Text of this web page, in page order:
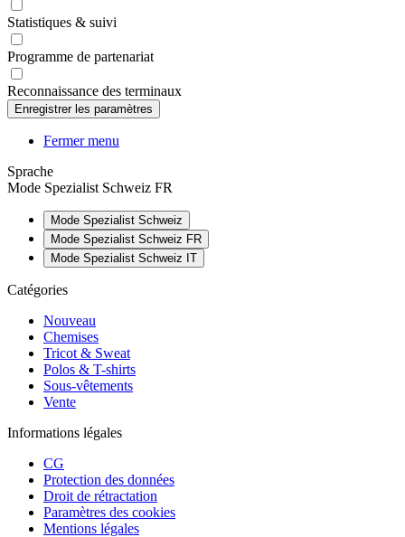
Statistiques & suivi
Programme de partenariat
Reconnaissance des terminaux
Fermer menu
Sprache
Mode Spezialist Schweiz FR
Mode Spezialist Schweiz
Mode Spezialist Schweiz FR
Mode Spezialist Schweiz IT
Catégories
Nouveau
Chemises
Tricot & Sweat
Polos & T-shirts
Sous-vêtements
Vente
Informations légales
CG
Protection des données
Droit de rétractation
Paramètres des cookies
Mentions légales